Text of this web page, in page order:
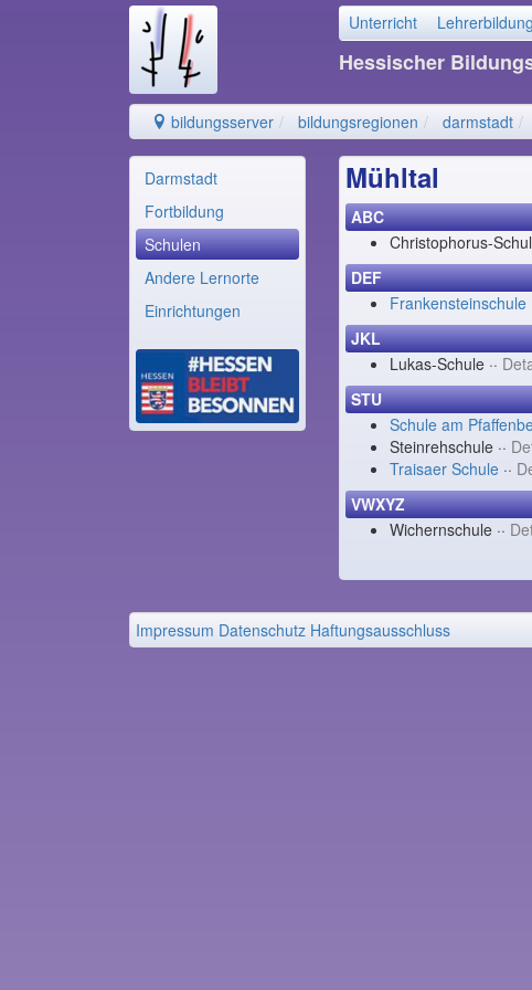
Unterricht Lehrerbildung
Hessischer
bildungsserver bildungsregionen darmstadt
Darmstadt
Fortbildung
Schulen
Andere Lernorte
Einrichtungen
Mühltal
ABC
Christophorus-
DEF
Frankensteinschule
JKL
Lukas-Schule ··
STU
Schule am
Steinrehschule ··
Traisaer Schule ··
VWXYZ
Wichernschule ··
Impressum Datenschutz Haftungsausschluss